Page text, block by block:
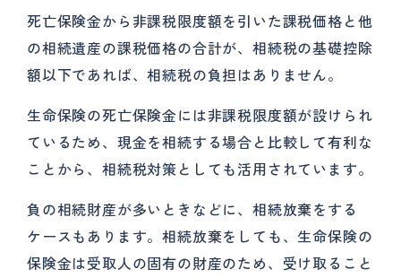
死亡保険金から非課税限度額を引いた課税価格と他
の相続遺産の課税価格の合計が、相続税の基礎控除
額以下であれば、相続税の負担はありません。
生命保険の死亡保険金には非課税限度額が設けられ
ているため、現金を相続する場合と比較して有利な
ことから、相続税対策としても活用されています。
負の相続財産が多いときなどに、相続放棄をする
ケースもあります。相続放棄をしても、生命保険の
保険金は受取人の固有の財産のため、受け取ること